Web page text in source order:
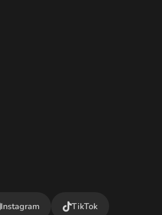
Instagram TikTok